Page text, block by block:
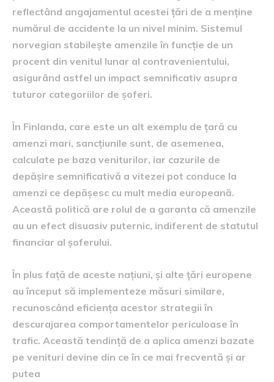
reflectând angajamentul acestei țări de a menține
numărul de accidente la un nivel minim. Sistemul
norvegian stabilește amenzile în funcție de un
procent din venitul lunar al contravenientului,
asigurând astfel un impact semnificativ asupra
tuturor categoriilor de șoferi.
În Finlanda, care este un alt exemplu de țară cu
amenzi mari, sancțiunile sunt, de asemenea,
calculate pe baza veniturilor, iar cazurile de
depășire semnificativă a vitezei pot conduce la
amenzi ce depășesc cu mult media europeană.
Această politică are rolul de a garanta că amenzile
au un efect disuasiv puternic, indiferent de statutul
financiar al șoferului.
În plus față de aceste națiuni, și alte țări europene
au început să implementeze măsuri similare,
recunoscând eficiența acestor strategii în
descurajarea comportamentelor periculoase în
trafic. Această tendință de a aplica amenzi bazate
pe venituri devine din ce în ce mai frecventă și ar
putea